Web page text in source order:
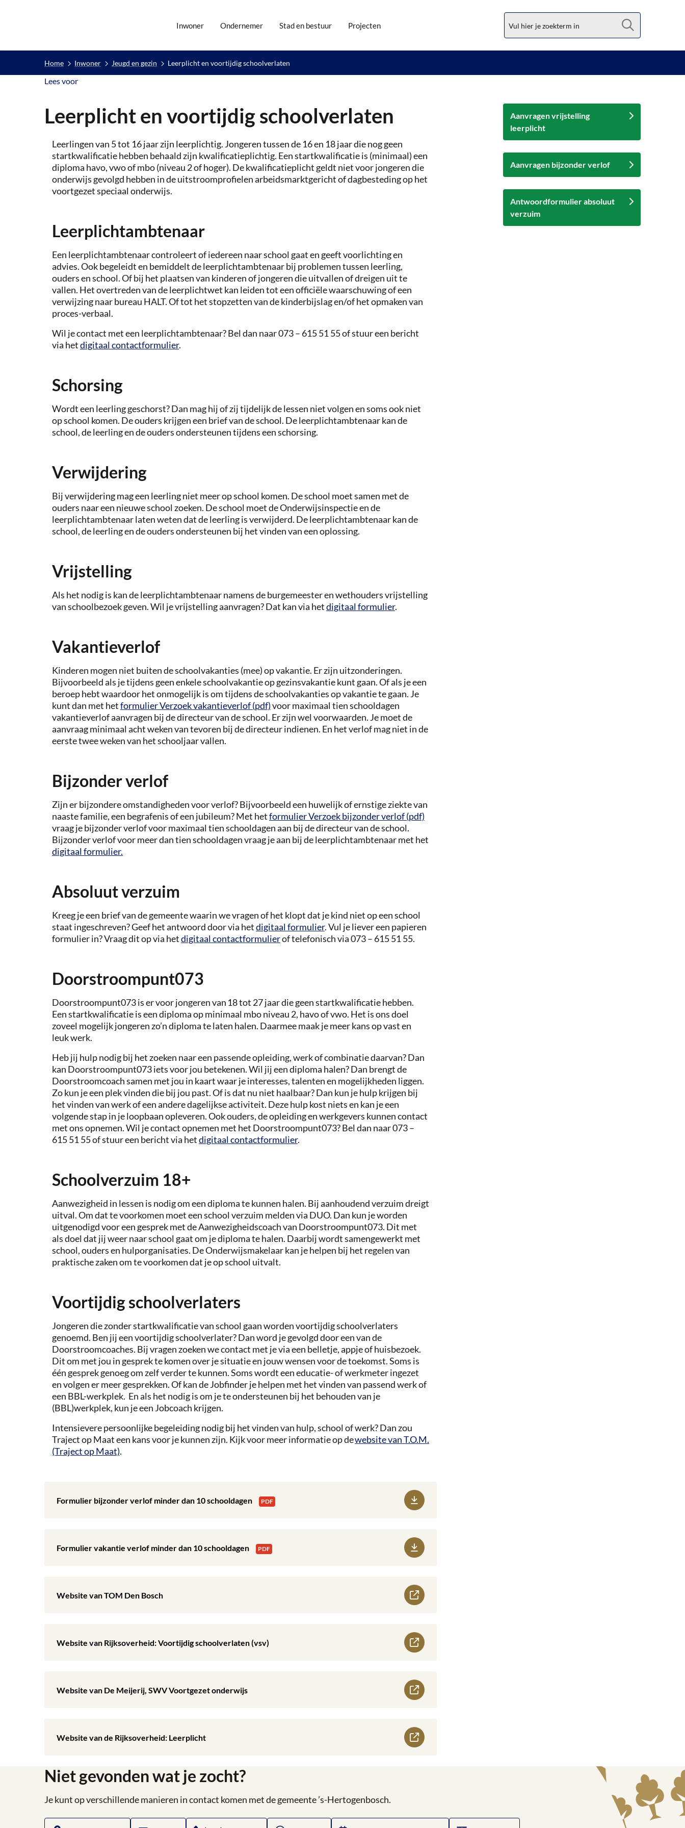
Inwoner Ondernemer Stad en bestuur Projecten
Home Inwoner Jeugd en gezin Leerplicht en voortijdig schoolverlaten
Lees voorLees voor
Aanvragen vrijstelling
leerplicht
Aanvragen bijzonder verlof
Antwoordformulier absoluut
verzuim
Leerplicht en voortijdig schoolverlaten
Leerlingen van 5 tot 16 jaar zijn leerplichtig. Jongeren tussen de 16 en 18 jaar die nog geen
startkwalificatie hebben behaald zijn kwalificatieplichtig. Een startkwalificatie is (minimaal) een
diploma havo, vwo of mbo (niveau 2 of hoger). De kwalificatieplicht geldt niet voor jongeren die
onderwijs gevolgd hebben in de uitstroomprofielen arbeidsmarktgericht of dagbesteding op het
voortgezet speciaal onderwijs.
Leerplichtambtenaar
Een leerplichtambtenaar controleert of iedereen naar school gaat en geeft voorlichting en
advies. Ook begeleidt en bemiddelt de leerplichtambtenaar bij problemen tussen leerling,
ouders en school. Of bij het plaatsen van kinderen of jongeren die uitvallen of dreigen uit te
vallen. Het overtreden van de leerplichtwet kan leiden tot een officiële waarschuwing of een
verwijzing naar bureau HALT. Of tot het stopzetten van de kinderbijslag en/of het opmaken van
proces-verbaal.
Wil je contact met een leerplichtambtenaar? Bel dan naar 073 – 615 51 55 of stuur een bericht
via hetdigitaal contactformulier.
Schorsing
Wordt een leerling geschorst? Dan mag hij of zij tijdelijk de lessen niet volgen en soms ook niet
op school komen. De ouders krijgen een brief van de school. De leerplichtambtenaar kan de
school, de leerling en de ouders ondersteunen tijdens een schorsing.
Verwijdering
Bij verwijdering mag een leerling niet meer op school komen. De school moet samen met de
ouders naar een nieuwe school zoeken. De school moet de Onderwijsinspectie en de
leerplichtambtenaar laten weten dat de leerling is verwijderd. De leerplichtambtenaar kan de
school, de leerling en de ouders ondersteunen bij het vinden van een oplossing.
Vrijstelling
Als het nodig is kan de leerplichtambtenaar namens de burgemeester en wethouders vrijstelling
van schoolbezoek geven. Wil je vrijstelling aanvragen? Dat kan via hetdigitaal formulier.
Vakantieverlof
Kinderen mogen niet buiten de schoolvakanties (mee) op vakantie. Er zijn uitzonderingen.
Bijvoorbeeld als je tijdens geen enkele schoolvakantie op gezinsvakantie kunt gaan. Of als je een
beroep hebt waardoor het onmogelijk is om tijdens de schoolvakanties op vakantie te gaan. Je
kunt dan met hetformulier Verzoek vakantieverlof (pdf)voor maximaal tien schooldagen
vakantieverlof aanvragen bij de directeur van de school. Er zijn wel voorwaarden. Je moet de
aanvraag minimaal acht weken van tevoren bij de directeur indienen. En het verlof mag niet in de
eerste twee weken van het schooljaar vallen.
Bijzonder verlof
Zijn er bijzondere omstandigheden voor verlof? Bijvoorbeeld een huwelijk of ernstige ziekte van
naaste familie, een begrafenis of een jubileum? Met hetformulier Verzoek bijzonder verlof (pdf)
vraag je bijzonder verlof voor maximaal tien schooldagen aan bij de directeur van de school.
Bijzonder verlof voor meer dan tien schooldagen vraag je aan bij de leerplichtambtenaar met het
digitaal formulier.
Absoluut verzuim
Kreeg je een brief van de gemeente waarin we vragen of het klopt dat je kind niet op een school
staat ingeschreven? Geef het antwoord door via hetdigitaal formulier. Vul je liever een papieren
formulier in? Vraag dit op via hetdigitaal contactformulierof telefonisch via 073 – 615 51 55.
Doorstroompunt073
Doorstroompunt073 is er voor jongeren van 18 tot 27 jaar die geen startkwalificatie hebben.
Een startkwalificatie is een diploma op minimaal mbo niveau 2, havo of vwo. Het is ons doel
zoveel mogelijk jongeren zo’n diploma te laten halen. Daarmee maak je meer kans op vast en
leuk werk.
Heb jij hulp nodig bij het zoeken naar een passende opleiding, werk of combinatie daarvan? Dan
kan Doorstroompunt073 iets voor jou betekenen. Wil jij een diploma halen? Dan brengt de
Doorstroomcoach samen met jou in kaart waar je interesses, talenten en mogelijkheden liggen.
Zo kun je een plek vinden die bij jou past. Of is dat nu niet haalbaar? Dan kun je hulp krijgen bij
het vinden van werk of een andere dagelijkse activiteit. Deze hulp kost niets en kan je een
volgende stap in je loopbaan opleveren. Ook ouders, de opleiding en werkgevers kunnen contact
met ons opnemen. Wil je contact opnemen met het Doorstroompunt073? Bel dan naar 073 –
615 51 55 of stuur een bericht via hetdigitaal contactformulier.
Schoolverzuim 18+
Aanwezigheid in lessen is nodig om een diploma te kunnen halen. Bij aanhoudend verzuim dreigt
uitval. Om dat te voorkomen moet een school verzuim melden via DUO. Dan kun je worden
uitgenodigd voor een gesprek met de Aanwezigheidscoach van Doorstroompunt073. Dit met
als doel dat jij weer naar school gaat om je diploma te halen. Daarbij wordt samengewerkt met
school, ouders en hulporganisaties. De Onderwijsmakelaar kan je helpen bij het regelen van
praktische zaken om te voorkomen dat je op school uitvalt.
Voortijdig schoolverlaters
Jongeren die zonder startkwalificatie van school gaan worden voortijdig schoolverlaters
genoemd. Ben jij een voortijdig schoolverlater? Dan word je gevolgd door een van de
Doorstroomcoaches. Bij vragen zoeken we contact met je via een belletje, appje of huisbezoek.
Dit om met jou in gesprek te komen over je situatie en jouw wensen voor de toekomst. Soms is
één gesprek genoeg om zelf verder te kunnen. Soms wordt een educatie- of werkmeter ingezet
en volgen er meer gesprekken. Of kan de Jobfinder je helpen met het vinden van passend werk of
een BBL-werkplek. En als het nodig is om je te ondersteunen bij het behouden van je
(BBL)werkplek, kun je een Jobcoach krijgen.
Intensievere persoonlijke begeleiding nodig bij het vinden van hulp, school of werk? Dan zou
Traject op Maat een kans voor je kunnen zijn. Kijk voor meer informatie op dewebsite van T.O.M.
(Traject op Maat).
Formulier bijzonder verlof minder dan 10 schooldagen PDF
Download:
dan
schooldagen
Formulier vakantie verlof minder dan 10 schooldagen PDF
Download:
dan
schooldagen
Website van TOM Den Bosch
Lees
TOM
Bosch
Website van Rijksoverheid: Voortijdig schoolverlaten (vsv)
Lees
Rijksoverheid:
schoolverlaten
(vsv)
Website van De Meijerij, SWV Voortgezet onderwijs
Lees
van
Website van de Rijksoverheid: Leerplicht
Lees
over
Website
van
Niet gevonden wat je zocht?
Je kunt op verschillende manieren in contact komen met de gemeente ’s-Hertogenbosch.